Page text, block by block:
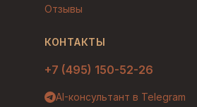
Отзывы
КОНТАКТЫ
+7 (495) 150-52-26
AI-консультант в Telegram